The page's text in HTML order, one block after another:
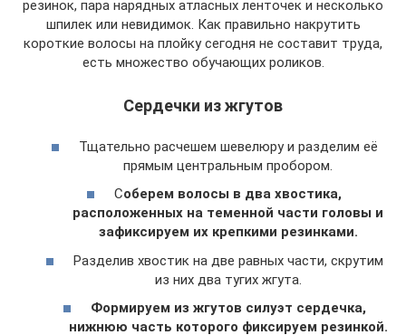
резинок, пара нарядных атласных ленточек и несколько
шпилек или невидимок. Как правильно накрутить
короткие волосы на плойку сегодня не составит труда,
есть множество обучающих роликов.
Сердечки из жгутов
Тщательно расчешем шевелюру и разделим её
прямым центральным пробором.
Соберем волосы в два хвостика,
расположенных на теменной части головы и
зафиксируем их крепкими резинками.
Разделив хвостик на две равных части, скрутим
из них два тугих жгута.
Формируем из жгутов силуэт сердечка,
нижнюю часть которого фиксируем резинкой.